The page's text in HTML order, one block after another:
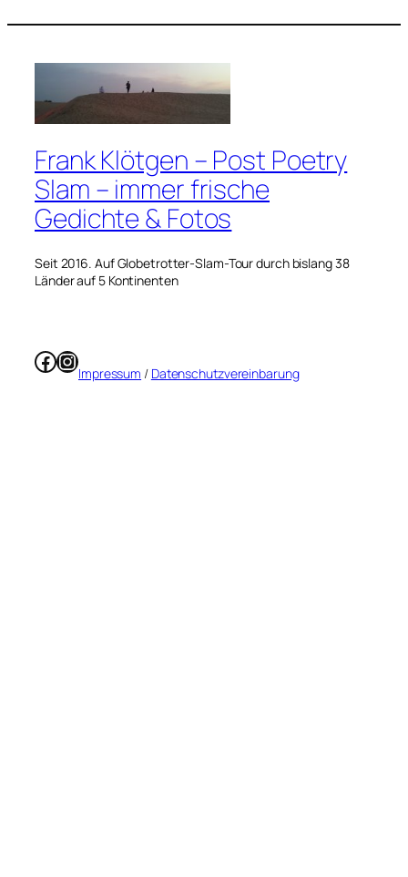
Frank Klötgen – Post Poetry
Slam – immer frische
Gedichte & Fotos
Seit 2016. Auf Globetrotter-Slam-Tour durch bislang 38
Länder auf 5 Kontinenten
Facebook
Instagram
Impressum / Datenschutzvereinbarung